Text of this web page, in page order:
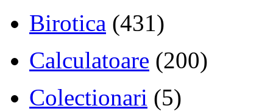
Birotica (431)
Calculatoare (200)
Colectionari (5)